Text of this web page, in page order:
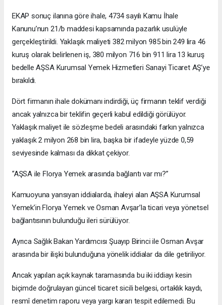
EKAP sonuç ilanına göre ihale, 4734 sayılı Kamu İhale
Kanunu’nun 21/b maddesi kapsamında pazarlık usulüyle
gerçekleştirildi. Yaklaşık maliyeti 382 milyon 985 bin 249 lira 46
kuruş olarak belirlenen iş, 380 milyon 716 bin 911 lira 13 kuruş
bedelle AŞSA Kurumsal Yemek Hizmetleri Sanayi Ticaret AŞ’ye
bırakıldı.
Dört firmanın ihale dokümanı indirdiği, üç firmanın teklif verdiği
ancak yalnızca bir teklifin geçerli kabul edildiği görülüyor.
Yaklaşık maliyet ile sözleşme bedeli arasındaki farkın yalnızca
yaklaşık 2 milyon 268 bin lira, başka bir ifadeyle yüzde 0,59
seviyesinde kalması da dikkat çekiyor.
“AŞSA ile Florya Yemek arasında bağlantı var mı?”
Kamuoyuna yansıyan iddialarda, ihaleyi alan AŞSA Kurumsal
Yemek’in Florya Yemek ve Osman Avşar’la ticari veya yönetsel
bağlantısının bulunduğu ileri sürülüyor.
Ayrıca Sağlık Bakan Yardımcısı Şuayıp Birinci ile Osman Avşar
arasında bir ilişki bulunduğuna yönelik iddialar da dile getiriliyor.
Ancak yapılan açık kaynak taramasında bu iki iddiayı kesin
biçimde doğrulayan güncel ticaret sicili belgesi, ortaklık kaydı,
resmî denetim raporu veya yargı kararı tespit edilemedi. Bu